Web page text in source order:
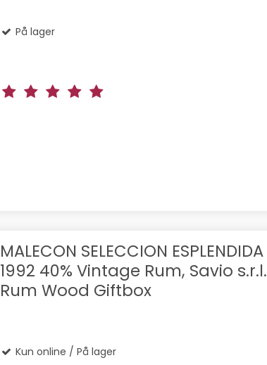
På lager
MALECON SELECCION ESPLENDIDA
1992 40% Vintage Rum, Savio s.r.l.
Rum Wood Giftbox
Kun online / På lager